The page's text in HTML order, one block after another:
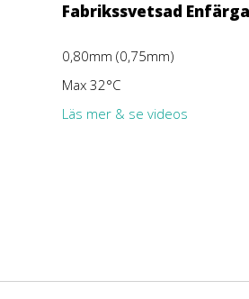
Fabrikssvetsad
0,80mm (0,75mm)
Max 32°C
Läs mer & se videos